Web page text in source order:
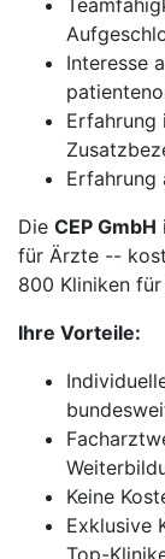
Interesse
Erfahrung
Erfahrung
Die CEP GmbH
für Ärzte --
800 Kliniken für
Ihre Vorteile:
Keine
Exklusive
Top-